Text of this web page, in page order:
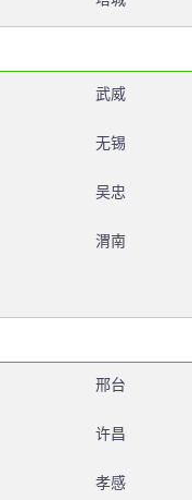
武威
无锡
吴忠
渭南
邢台
许昌
孝感